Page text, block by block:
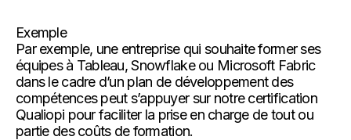
Exemple
Par exemple, une entreprise qui souhaite former ses
équipes à Tableau, Snowflake ou Microsoft Fabric
dans le cadre d’un plan de développement des
compétences peut s’appuyer sur notre certification
Qualiopi pour faciliter la prise en charge de tout ou
partie des coûts de formation.